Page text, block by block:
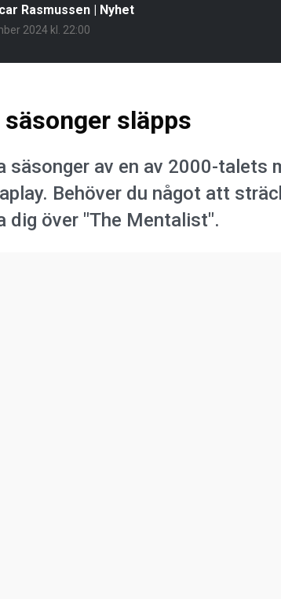
Rasmussen | Nyhet
2024 kl. 22:00
släpps
säsonger av en av 2000-talets
Behöver du något att
dig över "The Mentalist".